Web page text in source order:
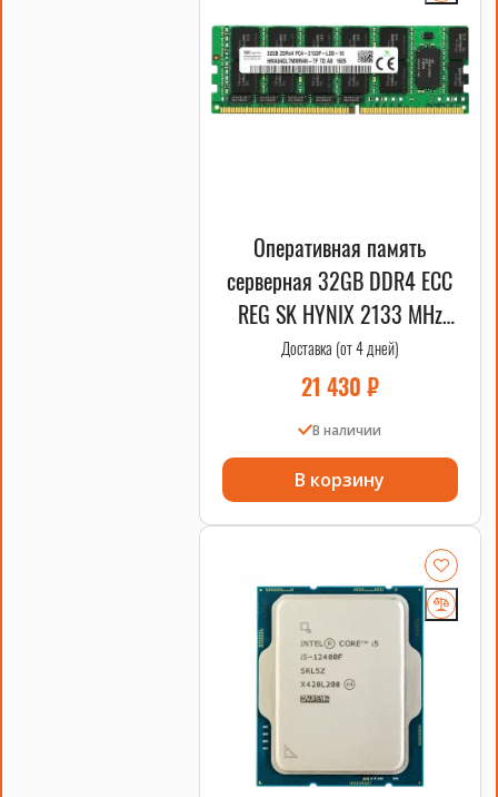
Оперативная память
серверная 32GB DDR4 ECC
REG SK HYNIX 2133 MHz
2DRx4 HPE OEM
Доставка (от 4 дней)
21 430 ₽
В наличии
В корзину